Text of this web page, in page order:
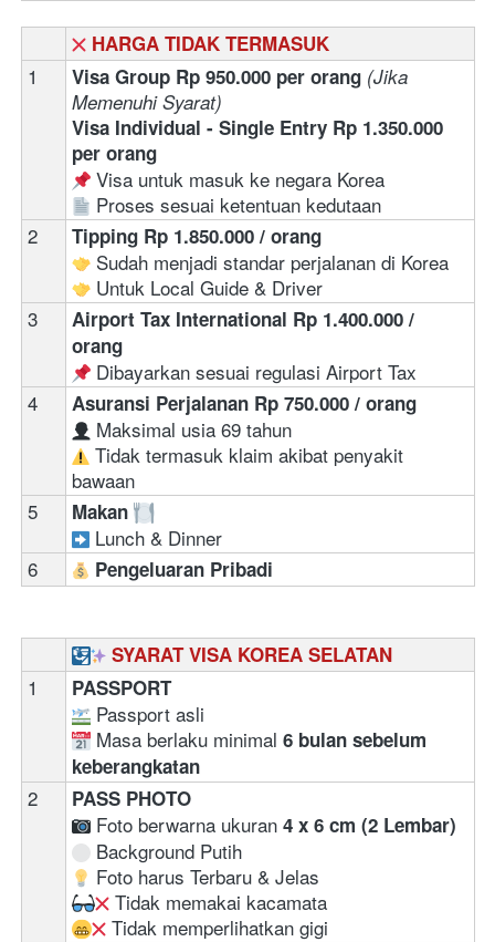
HARGA TIDAK TERMASUK
1 Visa Group Rp 950.000 per orang (Jika
Memenuhi Syarat)
Visa Individual - Single Entry Rp 1.350.000
per orang
Visa untuk masuk ke negara Korea
Proses sesuai ketentuan kedutaan
2
Tipping Rp 1.850.000 / orang
Sudah menjadi standar perjalanan di Korea
Untuk Local Guide & Driver
3
Airport Tax International Rp 1.400.000 /
orang
Dibayarkan sesuai regulasi Airport Tax
4
Asuransi Perjalanan Rp 750.000 / orang
Maksimal usia 69 tahun
Tidak termasuk klaim akibat penyakit
bawaan
5
Makan
Lunch & Dinner
6
Pengeluaran Pribadi
SYARAT VISA KOREA SELATAN
1 PASSPORT
Passport asli
Masa berlaku minimal 6 bulan sebelum
keberangkatan
2 PASS PHOTO
Foto berwarna ukuran 4 x 6 cm (2 Lembar)
Background Putih
Foto harus Terbaru & Jelas
Tidak memakai kacamata
Tidak memperlihatkan gigi